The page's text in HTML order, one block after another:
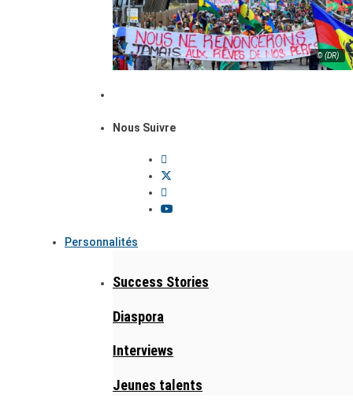
© (DR)
Nous Suivre
Personnalités
Success Stories
Diaspora
Interviews
Jeunes talents